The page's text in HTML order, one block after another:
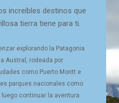
increíbles destinos que
tierra tiene para ti.
explorando la Patagonia
Austral, rodeada por
como Puerto Montt e
parques nacionales como
luego continuar la aventura